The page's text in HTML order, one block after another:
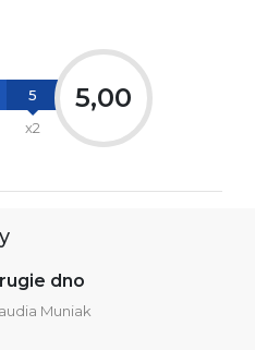
5
x2
5,00
dno
Muniak